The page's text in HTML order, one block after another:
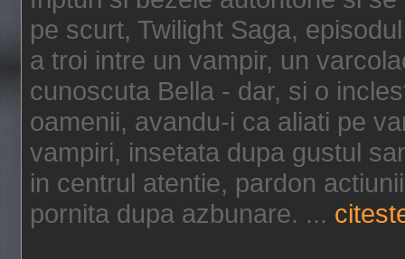
pe scurt, Twilight Saga,
a troi intre un vampir, un
cunoscuta Bella - dar, si o
oamenii, avandu-i ca aliati pe
vampiri, insetata dupa gustul
in centrul atentie, pardon
pornita dupa azbunare. ...